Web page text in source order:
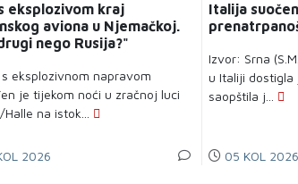
eksplozivom kraj
aviona u Njemačkoj.
nego Rusija?"
s eksplozivnom napravom
je tijekom noći u zračnoj luci
na istok...
2026
Italija
Izvor: Srna
u Italiji dostigla
saopštila j...
05 KOL 2026